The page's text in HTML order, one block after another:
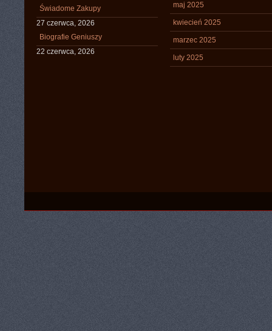
Świadome Zakupy
27 czerwca, 2026
Biografie Geniuszy
22 czerwca, 2026
maj 2025
kwiecień 2025
marzec 2025
luty 2025